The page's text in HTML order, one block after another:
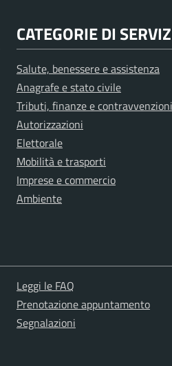
CATEGORIE DI
Salute, benessere e assistenza
Anagrafe e stato civile
Tributi, finanze e contravvenzioni
Autorizzazioni
Elettorale
Mobilità e trasporti
Imprese e commercio
Ambiente
Leggi le FAQ
Prenotazione appuntamento
Segnalazioni